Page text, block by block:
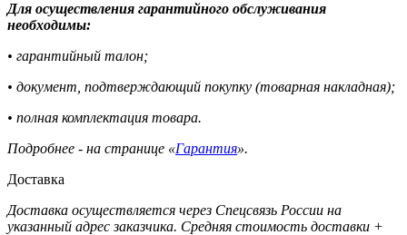
Для осуществления гарантийного обслуживания
необходимы:
• гарантийный талон;
• документ, подтверждающий покупку (товарная накладная);
• полная комплектация товара.
Подробнее - на странице «Гарантия».
Доставка
Доставка осуществляется через Спецсвязь России на
указанный адрес заказчика. Средняя стоимость доставки +